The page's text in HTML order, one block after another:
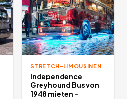
STRETCH-LIMOUSINEN
Independence
Greyhound Bus von
1948 mieten -